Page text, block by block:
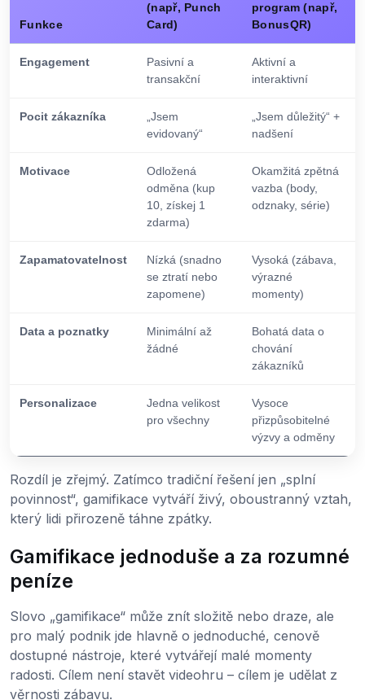
Funkce
(např, Punch
Card)
program (např,
BonusQR)
Engagement
Pasivní a
transakční
Aktivní a
interaktivní
Pocit zákazníka
„Jsem
evidovaný“
„Jsem důležitý“ +
nadšení
Motivace
Odložená
odměna (kup
10, získej 1
zdarma)
Okamžitá zpětná
vazba (body,
odznaky, série)
Zapamatovatelnost
Nízká (snadno
se ztratí nebo
zapomene)
Vysoká (zábava,
výrazné
momenty)
Data a poznatky
Minimální až
žádné
Bohatá data o
chování
zákazníků
Personalizace
Jedna velikost
pro všechny
Vysoce
přizpůsobitelné
výzvy a odměny
Rozdíl je zřejmý. Zatímco tradiční řešení jen „splní
povinnost“, gamifikace vytváří živý, oboustranný vztah,
který lidi přirozeně táhne zpátky.
Gamifikace jednoduše a za rozumné
peníze
Slovo „gamifikace“ může znít složitě nebo draze, ale
pro malý podnik jde hlavně o jednoduché, cenově
dostupné nástroje, které vytvářejí malé momenty
radosti. Cílem není stavět videohru – cílem je udělat z
věrnosti zábavu.